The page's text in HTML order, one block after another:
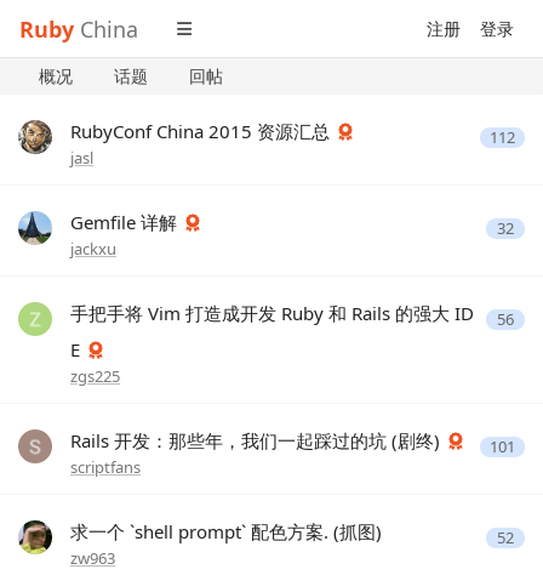
Ruby China 注册 登录
概况 话题 回帖
RubyConf China 2015 资源汇总
jasl
112
Gemfile 详解
jackxu
32
手把手将 Vim 打造成开发 Ruby 和 Rails 的强大 ID
E
zgs225
56
Rails 开发：那些年，我们一起踩过的坑 (剧终)
scriptfans
101
求一个 `shell prompt` 配色方案. (抓图)
zw963
52